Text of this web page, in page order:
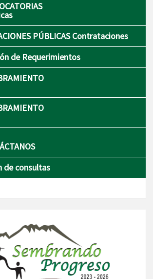
PÚBLICAS Contrataciones
de Requerimientos
de consultas